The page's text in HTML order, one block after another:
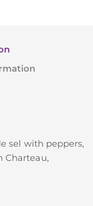
sel with peppers,
Charteau,